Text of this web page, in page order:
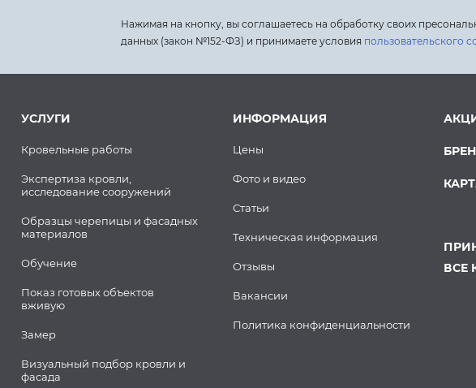
Нажимая на кнопку, вы соглашаетесь на обработку своих
данных (закон №152-ФЗ) и принимаете условия пользовательского
УСЛУГИ
Кровельные работы
Экспертиза кровли,
исследование сооружений
Образцы черепицы и фасадных
материалов
Обучение
Показ готовых объектов
вживую
Замер
Визуальный подбор кровли и
фасада
ИНФОРМАЦИЯ
Цены
Фото и видео
Статьи
Техническая информация
Отзывы
Вакансии
Политика конфиденциальности
ВСЕ